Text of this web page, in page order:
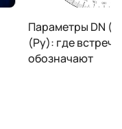
Параметры DN
(Ру): где
обозначают